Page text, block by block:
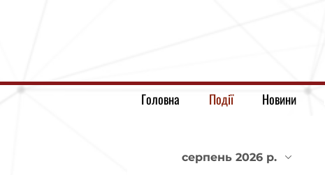
Головна Події Новини
серпень 2026 р.